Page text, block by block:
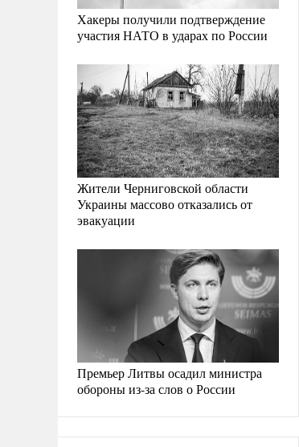
Хакеры получили подтверждение
участия НАТО в ударах по России
Жители Черниговской области
Украины массово отказались от
эвакуации
Премьер Литвы осадил министра
обороны из-за слов о России